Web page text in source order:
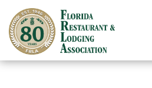
content